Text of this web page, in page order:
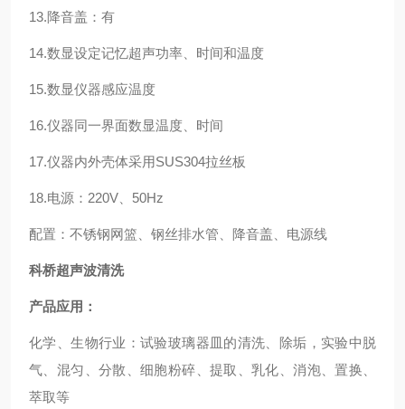
13.降音盖：有
14.数显设定记忆超声功率、时间和温度
15.数显仪器感应温度
16.仪器同一界面数显温度、时间
17.仪器内外壳体采用SUS304拉丝板
18.电源：220V、50Hz
配置：不锈钢网篮、钢丝排水管、降音盖、电源线
科桥超声波清洗
产品应用：
化学、生物行业：试验玻璃器皿的清洗、除垢，实验中脱
气、混匀、分散、细胞粉碎、提取、乳化、消泡、置换、
萃取等